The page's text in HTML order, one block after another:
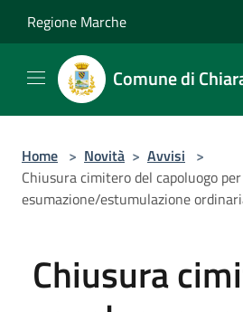
Regione Marche
Comune di
Home > Novità > Avvisi >
Chiusura cimitero del capoluogo
esumazione/estumulazione
Chiusura